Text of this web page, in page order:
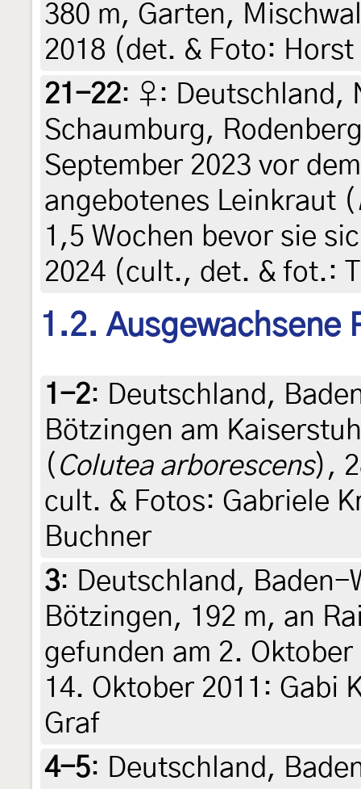
380 m, Garten,
2018 (det. & Foto:
21-22: ♀: Deutschland,
Schaumburg,
September 2023 vor
angebotenes Leinkraut (
1,5 Wochen bevor sie
2024 (cult., det. & fot.:
1.2. Ausgewachsene
1-2: Deutschland,
Bötzingen am
( Colutea arborescens),
cult. & Fotos: Gabriele
Buchner
3: Deutschland,
Bötzingen, 192 m, an
gefunden am 2.
14. Oktober 2011: Gabi
Graf
4-5: Deutschland,